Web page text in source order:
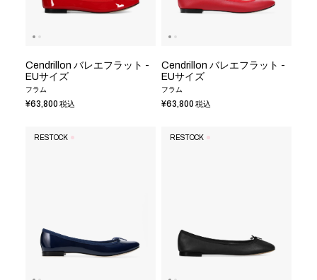
Cendrillon バレエフラット -
EUサイズ
フラム
¥63,800 税込
Cendrillon バレエフラット -
EUサイズ
フラム
¥63,800 税込
RESTOCK RESTOCK